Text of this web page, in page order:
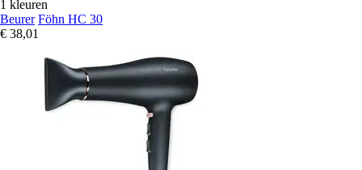
1 kleuren
Beurer Föhn HC 30
€ 38,01